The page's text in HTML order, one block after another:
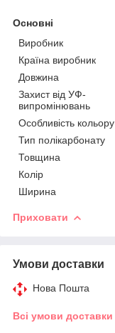
Основні
Виробник
Країна виробник
Довжина
Захист від УФ-
випромінювань
Особливість кольору
Тип полікарбонату
Товщина
Колір
Ширина
Приховати
Умови доставки
Нова Пошта
Всі умови доставки